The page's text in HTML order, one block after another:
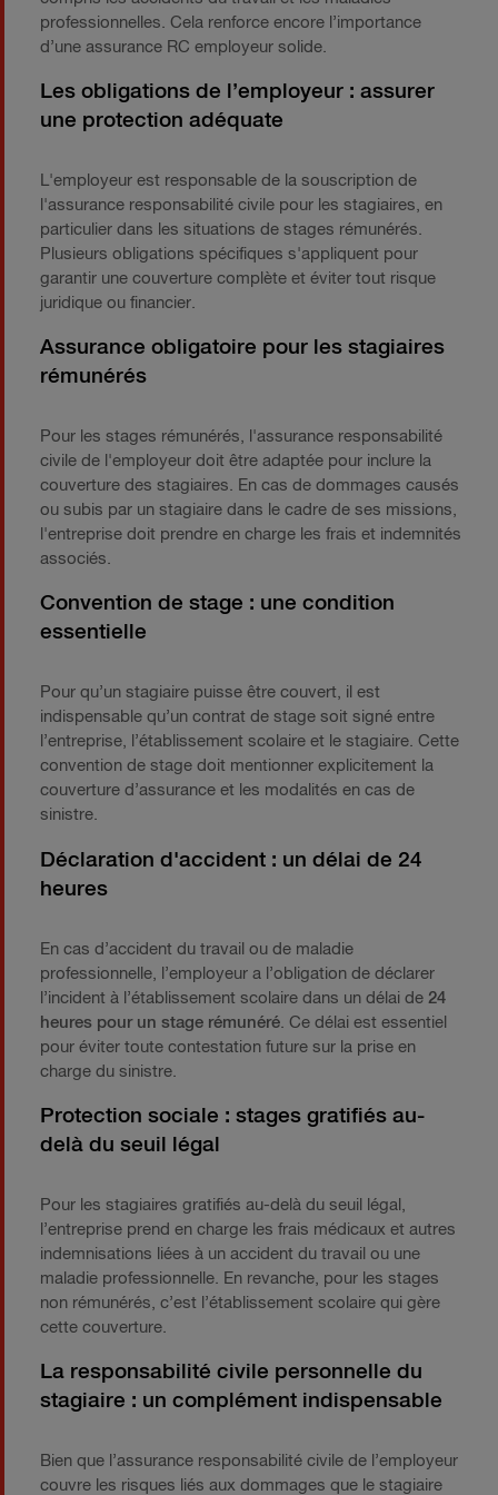
professionnelles. Cela renforce encore l’importance
d’une assurance RC employeur solide.
Les obligations de l’employeur : assurer
une protection adéquate
L'employeur est responsable de la souscription de
l'assurance responsabilité civile pour les stagiaires, en
particulier dans les situations de stages rémunérés.
Plusieurs obligations spécifiques s'appliquent pour
garantir une couverture complète et éviter tout risque
juridique ou financier.
Assurance obligatoire pour les stagiaires
rémunérés
Pour les stages rémunérés, l'assurance responsabilité
civile de l'employeur doit être adaptée pour inclure la
couverture des stagiaires. En cas de dommages causés
ou subis par un stagiaire dans le cadre de ses missions,
l'entreprise doit prendre en charge les frais et indemnités
associés.
Convention de stage : une condition
essentielle
Pour qu’un stagiaire puisse être couvert, il est
indispensable qu’un contrat de stage soit signé entre
l’entreprise, l’établissement scolaire et le stagiaire. Cette
convention de stage doit mentionner explicitement la
couverture d’assurance et les modalités en cas de
sinistre.
Déclaration d'accident : un délai de 24
heures
En cas d’accident du travail ou de maladie
professionnelle, l’employeur a l’obligation de déclarer
l’incident à l’établissement scolaire dans un délai de 24
heures pour un stage rémunéré . Ce délai est essentiel
pour éviter toute contestation future sur la prise en
charge du sinistre.
Protection sociale : stages gratifiés au-
delà du seuil légal
Pour les stagiaires gratifiés au-delà du seuil légal,
l’entreprise prend en charge les frais médicaux et autres
indemnisations liées à un accident du travail ou une
maladie professionnelle. En revanche, pour les stages
non rémunérés, c’est l’établissement scolaire qui gère
cette couverture.
La responsabilité civile personnelle du
stagiaire : un complément indispensable
Bien que l’assurance responsabilité civile de l’employeur
couvre les risques liés aux dommages que le stagiaire